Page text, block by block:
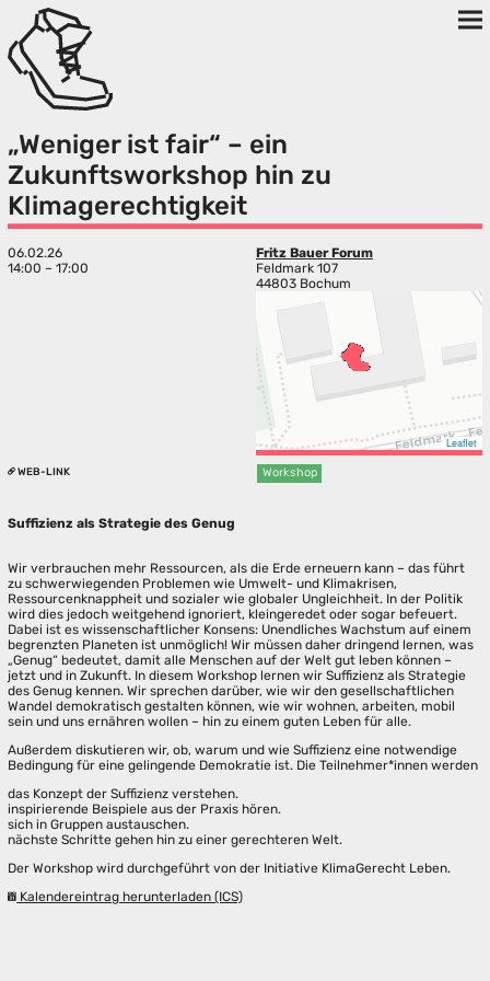
„Weniger ist fair“ – ein
Zukunftsworkshop hin zu
Klimagerechtigkeit
06.02.26
14:00 – 17:00
Fritz Bauer Forum
Feldmark 107
44803 Bochum
Leaflet
WEB-LINK Workshop
Suffizienz als Strategie des Genug
Wir verbrauchen mehr Ressourcen, als die Erde erneuern kann – das führt
zu schwerwiegenden Problemen wie Umwelt- und Klimakrisen,
Ressourcenknappheit und sozialer wie globaler Ungleichheit. In der Politik
wird dies jedoch weitgehend ignoriert, kleingeredet oder sogar befeuert.
Dabei ist es wissenschaftlicher Konsens: Unendliches Wachstum auf einem
begrenzten Planeten ist unmöglich! Wir müssen daher dringend lernen, was
„Genug“ bedeutet, damit alle Menschen auf der Welt gut leben können –
jetzt und in Zukunft. In diesem Workshop lernen wir Suffizienz als Strategie
des Genug kennen. Wir sprechen darüber, wie wir den gesellschaftlichen
Wandel demokratisch gestalten können, wie wir wohnen, arbeiten, mobil
sein und uns ernähren wollen – hin zu einem guten Leben für alle.
Außerdem diskutieren wir, ob, warum und wie Suffizienz eine notwendige
Bedingung für eine gelingende Demokratie ist. Die Teilnehmer*innen werden
das Konzept der Suffizienz verstehen.
inspirierende Beispiele aus der Praxis hören.
sich in Gruppen austauschen.
nächste Schritte gehen hin zu einer gerechteren Welt.
Der Workshop wird durchgeführt von der Initiative KlimaGerecht Leben.
Kalendereintrag herunterladen (ICS)